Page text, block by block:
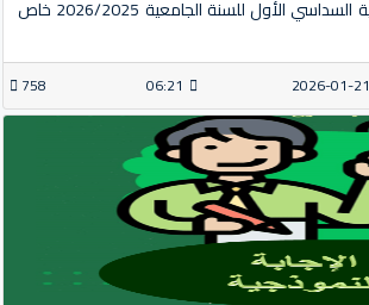
تحديث الحلول النموذجية السداسي الأول للسنة الجامعية 2026/2025 خاص
2026-01-21
06:21
758